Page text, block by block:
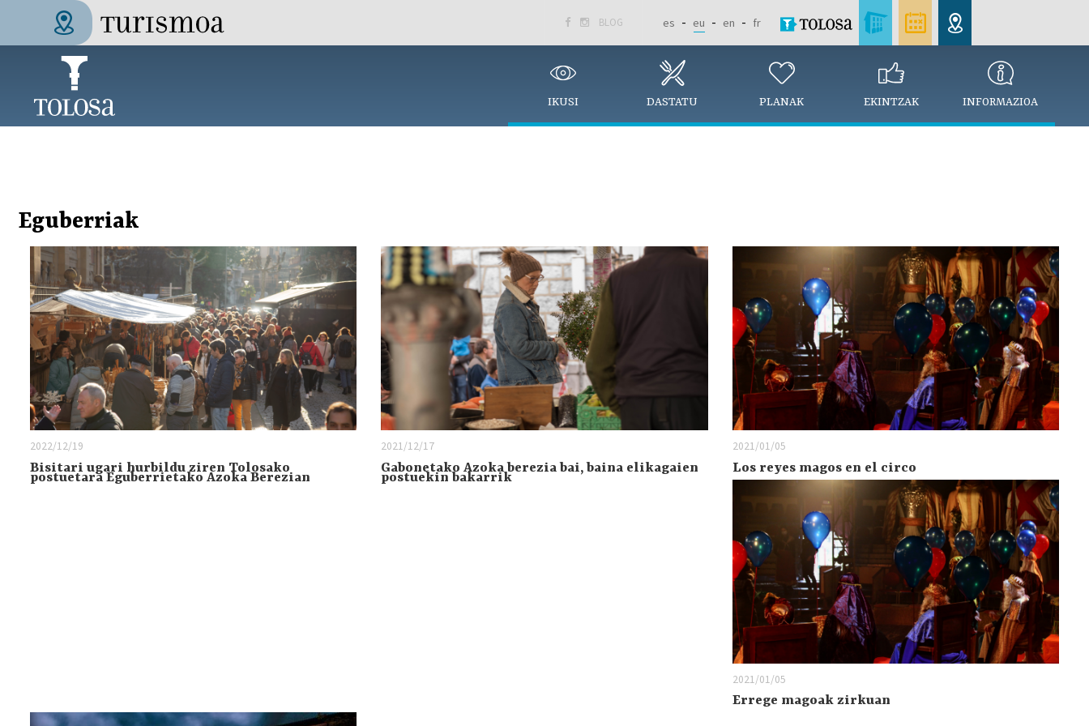
Skip to main content
Tolosa Turismoa
  BLOG es eu en fr
IKUSI DASTATU PLANAK EKINTZAK INFORMAZIOA
Eguberriak
2022/12/19
Bisitari ugari hurbildu ziren Tolosako
postuetara Eguberrietako Azoka Berezian
2021/12/17
Gabonetako Azoka berezia bai, baina elikagaien
postuekin bakarrik
2021/01/05
Los reyes magos en el circo
2021/01/05
Errege magoak zirkuan